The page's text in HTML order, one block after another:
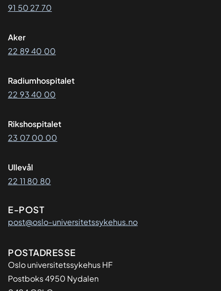
91 50 27 70
Aker
22 89 40 00
Radiumhospitalet
22 93 40 00
Rikshospitalet
23 07 00 00
Ullevål
22 11 80 80
E-POST
post@oslo-universitetssykehus.no
Adresse
POSTADRESSE
Oslo universitetssykehus HF
Postboks 4950 Nydalen